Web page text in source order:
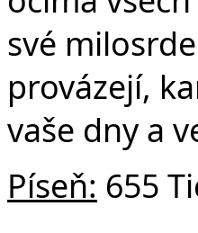
své
provázejí,
vaše dny a
Píseň: 655